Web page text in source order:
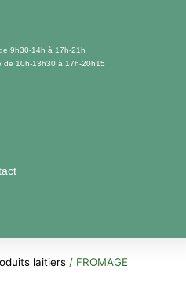
9h30-14h à 17h-21h
de 10h-13h30 à 17h-20h15
laitiers / FROMAGE